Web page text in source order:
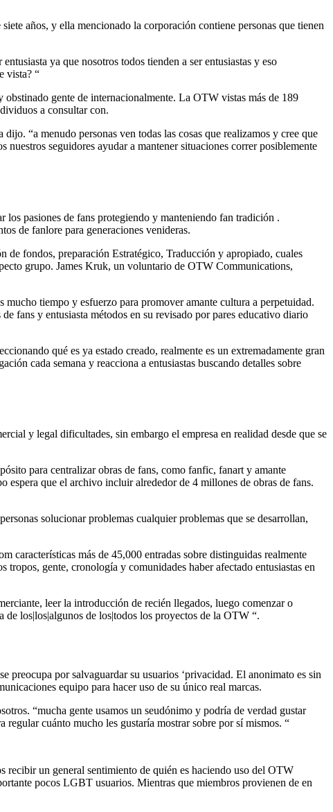
años, y ella mencionado la corporación contiene personas que tienen
ya que nosotros todos tienden a ser entusiastas y eso
vista? “
gente de internacionalmente. La OTW vistas más de 189
a consultar con.
“a menudo personas ven todas las cosas que realizamos y cree que
seguidores ayudar a mantener situaciones correr posiblemente
pasiones de fans protegiendo y manteniendo fan tradición .
de fanlore para generaciones venideras.
de fondos, preparación Estratégico, Traducción y apropiado, cuales
grupo. James Kruk, un voluntario de OTW Communications,
tiempo y esfuerzo para promover amante cultura a perpetuidad.
fans y entusiasta métodos en su revisado por pares educativo diario
qué es ya estado creado, realmente es un extremadamente gran
cada semana y reacciona a entusiastas buscando detalles sobre
y legal dificultades, sin embargo el empresa en realidad desde que se
para centralizar obras de fans, como fanfic, fanart y amante
que el archivo incluir alrededor de 4 millones de obras de fans.
solucionar problemas cualquier problemas que se desarrollan,
características más de 45,000 entradas sobre distinguidas realmente
gente, cronología y comunidades haber afectado entusiastas en
leer la introducción de recién llegados, luego comenzar o
los|los|algunos de los|todos los proyectos de la OTW “.
por salvaguardar su usuarios ‘privacidad. El anonimato es sin
equipo para hacer uso de su único real marcas.
“mucha gente usamos un seudónimo y podría de verdad gustar
cuánto mucho les gustaría mostrar sobre por sí mismos. “
recibir un general sentimiento de quién es haciendo uso del OTW
pocos LGBT usuarios. Mientras que miembros provienen de en